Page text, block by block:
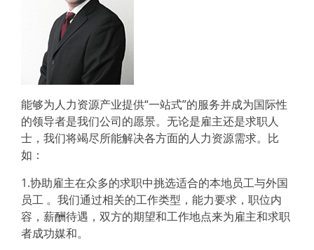
能够为人力资源产业提供“一站式”的服务并成为国际性
的领导者是我们公司的愿景。无论是雇主还是求职人
士，我们将竭尽所能解决各方面的人力资源需求。比
如：
1.协助雇主在众多的求职中挑选适合的本地员工与外国
员工 。我们通过相关的工作类型，能力要求，职位内
容，薪酬待遇，双方的期望和工作地点来为雇主和求职
者成功媒和。